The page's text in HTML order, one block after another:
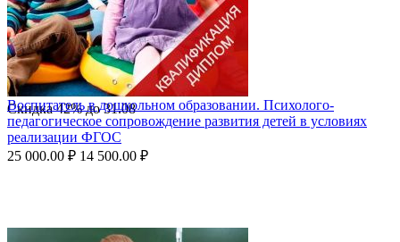
Скидка42%до31.08
Воспитатель в дошкольном образовании. Психолого-
педагогическое сопровождение развития детей в условиях
реализации ФГОС
25 000.00 ₽ 14 500.00 ₽